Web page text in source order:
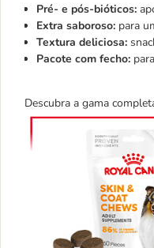
Pré- e pós-bióticos:
Extra saboroso: para
Textura deliciosa:
Pacote com fecho:
Descubra a gama